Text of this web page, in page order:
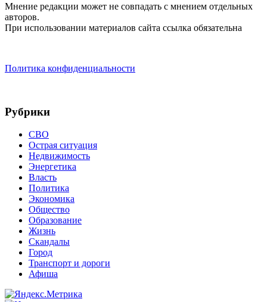
Мнение редакции может не совпадать с мнением отдельных
авторов.
При использовании материалов сайта ссылка обязательна
Политика конфиденциальности
Рубрики
СВО
Острая ситуация
Недвижимость
Энергетика
Власть
Политика
Экономика
Общество
Образование
Жизнь
Скандалы
Город
Транспорт и дороги
Афиша